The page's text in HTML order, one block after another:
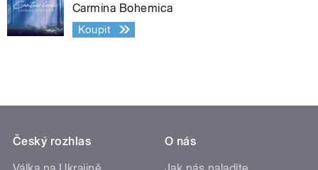
Carmina Bohemica
Koupit
Český rozhlas
O nás